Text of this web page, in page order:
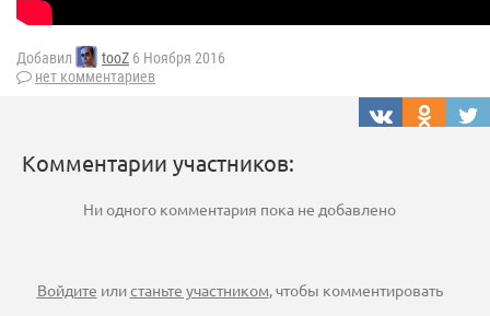
Добавил tooZ 6 Ноября 2016
нет комментариев
Комментарии участников:
Ни одного комментария пока не добавлено
Войдите илистаньте участником, чтобы комментировать